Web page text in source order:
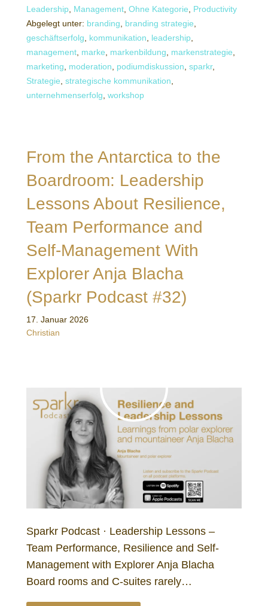
Leadership Management Ohne Kategorie
Productivity
Abgelegt unter: branding branding strategie
geschäftserfolg
kommunikation leadership
management marke markenbildung markenstrategie
marketing
moderation podiumdiskussion sparkr,
Strategie strategische kommunikation
unternehmenserfolg workshop
From the Antarctica to the
Boardroom: Leadership
Lessons About Resilience,
Team Performance and
Self-Management With
Explorer Anja Blacha
(Sparkr Podcast #32)
17. Januar 2026
Christian
Sparkr Podcast · Leadership Lessons –
Team Performance, Resilience and Self-
Management with Explorer Anja Blacha
Board rooms and C-suites rarely…